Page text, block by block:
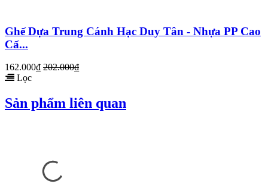
Ghế Dựa Trung Cánh Hạc Duy Tân - Nhựa PP Cao
Cấ...
162.000₫ 202.000₫
Lọc
Sản phẩm liên quan